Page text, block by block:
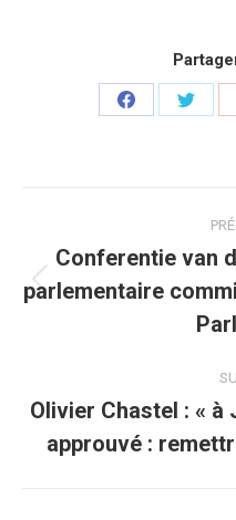
Partager
article
Conferentie van
parlementaire
Olivier Chastel : «
approuvé :